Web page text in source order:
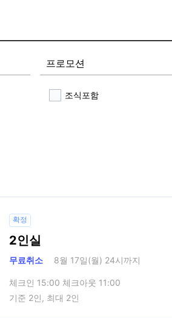
프로모션
조식포함
확정
2인실
무료취소 8월 17일(월) 24시까지
체크인 15:00 체크아웃 11:00
기준 2인, 최대 2인